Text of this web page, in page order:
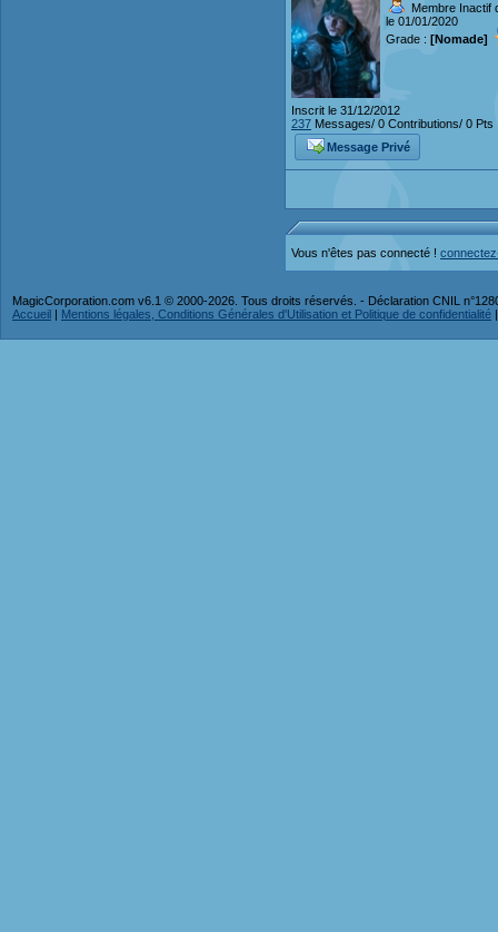
Membre Inactif
le 01/01/2020
Grade : [Nomade]
Inscrit le 31/12/2012
237 Messages/ 0 Contributions/ 0 Pts
Message Privé
Vous n'êtes pas connecté !
MagicCorporation.com v6.1 © 2000-2026. Tous droits réservés. - Déclaration CNIL
Accueil | Mentions légales, Conditions Générales d'Utilisation et Politique de confidentialité